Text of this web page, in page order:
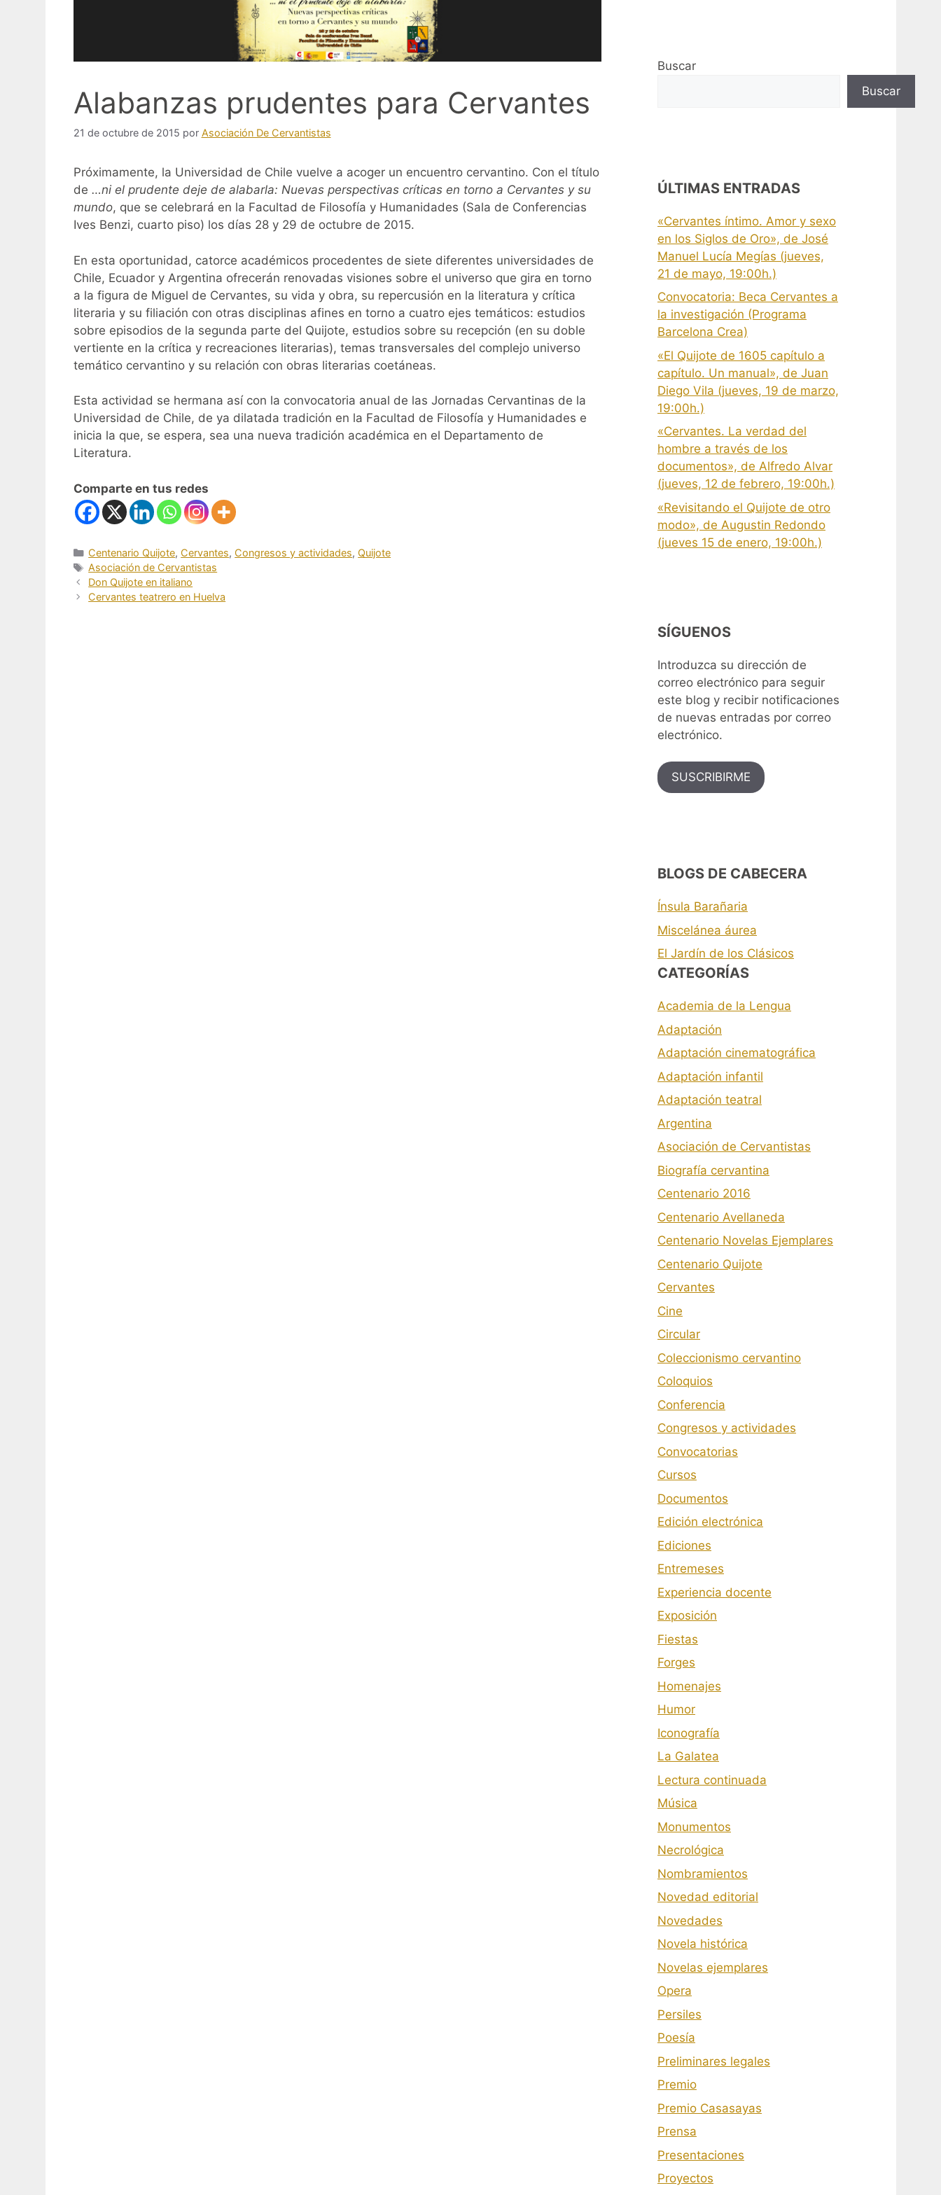
Alabanzas prudentes para Cervantes
21 de octubre de 2015 por Asociación De Cervantistas
Próximamente, la Universidad de Chile vuelve a acoger un encuentro cervantino. Con el título
de …ni el prudente deje de alabarla: Nuevas perspectivas críticas en torno a Cervantes y su
mundo, que se celebrará en la Facultad de Filosofía y Humanidades (Sala de Conferencias
Ives Benzi, cuarto piso) los días 28 y 29 de octubre de 2015.
En esta oportunidad, catorce académicos procedentes de siete diferentes universidades de
Chile, Ecuador y Argentina ofrecerán renovadas visiones sobre el universo que gira en torno
a la figura de Miguel de Cervantes, su vida y obra, su repercusión en la literatura y crítica
literaria y su filiación con otras disciplinas afines en torno a cuatro ejes temáticos: estudios
sobre episodios de la segunda parte del Quijote, estudios sobre su recepción (en su doble
vertiente en la crítica y recreaciones literarias), temas transversales del complejo universo
temático cervantino y su relación con obras literarias coetáneas.
Esta actividad se hermana así con la convocatoria anual de las Jornadas Cervantinas de la
Universidad de Chile, de ya dilatada tradición en la Facultad de Filosofía y Humanidades e
inicia la que, se espera, sea una nueva tradición académica en el Departamento de
Literatura.
Comparte en tus redes
Categorías
Centenario Quijote, Cervantes, Congresos y actividades, Quijote
Etiquetas
Asociación de Cervantistas
Don Quijote en italiano
Cervantes teatrero en Huelva
Buscar
Buscar
ÚLTIMAS ENTRADAS
«Cervantes íntimo. Amor y sexo
en los Siglos de Oro», de José
Manuel Lucía Megías (jueves,
21 de mayo, 19:00h.)
Convocatoria: Beca Cervantes a
la investigación (Programa
Barcelona Crea)
«El Quijote de 1605 capítulo a
capítulo. Un manual», de Juan
Diego Vila (jueves, 19 de marzo,
19:00h.)
«Cervantes. La verdad del
hombre a través de los
documentos», de Alfredo Alvar
(jueves, 12 de febrero, 19:00h.)
«Revisitando el Quijote de otro
modo», de Augustin Redondo
(jueves 15 de enero, 19:00h.)
SÍGUENOS
Introduzca su dirección de
correo electrónico para seguir
este blog y recibir notificaciones
de nuevas entradas por correo
electrónico.
SUSCRIBIRME
BLOGS DE CABECERA
Ínsula Barañaria
Miscelánea áurea
El Jardín de los Clásicos
CATEGORÍAS
Academia de la Lengua
Adaptación
Adaptación cinematográfica
Adaptación infantil
Adaptación teatral
Argentina
Asociación de Cervantistas
Biografía cervantina
Centenario 2016
Centenario Avellaneda
Centenario Novelas Ejemplares
Centenario Quijote
Cervantes
Cine
Circular
Coleccionismo cervantino
Coloquios
Conferencia
Congresos y actividades
Convocatorias
Cursos
Documentos
Edición electrónica
Ediciones
Entremeses
Experiencia docente
Exposición
Fiestas
Forges
Homenajes
Humor
Iconografía
La Galatea
Lectura continuada
Música
Monumentos
Necrológica
Nombramientos
Novedad editorial
Novedades
Novela histórica
Novelas ejemplares
Opera
Persiles
Poesía
Preliminares legales
Premio
Premio Casasayas
Prensa
Presentaciones
Proyectos